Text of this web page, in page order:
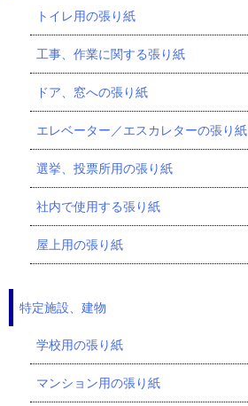
トイレ用の張り紙
工事、作業に関する張り紙
ドア、窓への張り紙
エレベーター／エスカレターの張り紙
選挙、投票所用の張り紙
社内で使用する張り紙
屋上用の張り紙
特定施設、建物
学校用の張り紙
マンション用の張り紙